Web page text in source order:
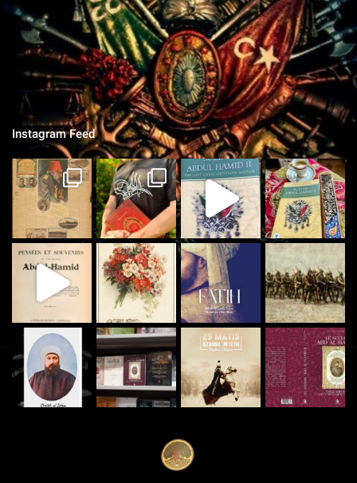
"Si je tombe sur le champ de bataille, qu'on grave sur la pierre,
qu'on ne vit que ce que nous réserve notre destin..."
Instagram Feed